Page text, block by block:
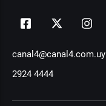
canal4@canal4.com.uy
2924 4444